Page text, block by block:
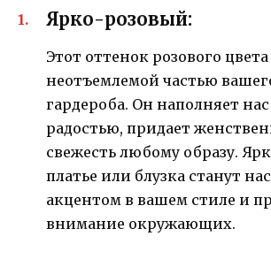
Ярко-розовый:
Этот оттенок розового
неотъемлемой частью
гардероба. Он наполняет
радостью, придает
свежесть любому образу.
платье или блузка станут
акцентом в вашем стиле и
внимание окружающих.